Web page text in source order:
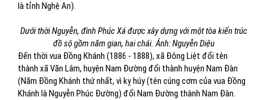
là tỉnh Nghệ An).
Dưới thời Nguyễn, đình Phúc Xá được xây dựng với một tòa kiến trúc
đồ sộ gồm năm gian, hai chái. Ảnh: Nguyễn Diệu
Đến thời vua Đồng Khánh (1886 - 1888), xã Đông Liệt đổi tên
thành xã Văn Lâm, huyện Nam Đường đổi thành huyện Nam Đàn
(Năm Đồng Khánh thứ nhất, vì kỵ húy (tên cúng cơm của vua Đồng
Khánh là Nguyễn Phúc Đường) đổi Nam Đường thành Nam Đàn.